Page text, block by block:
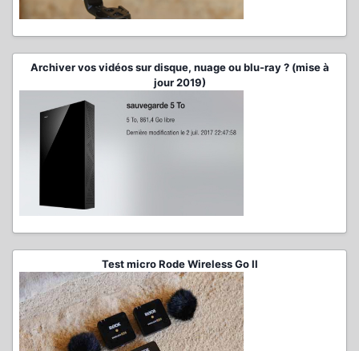
Archiver vos vidéos sur disque, nuage ou blu-ray ? (mise à
jour 2019)
Test micro Rode Wireless Go II